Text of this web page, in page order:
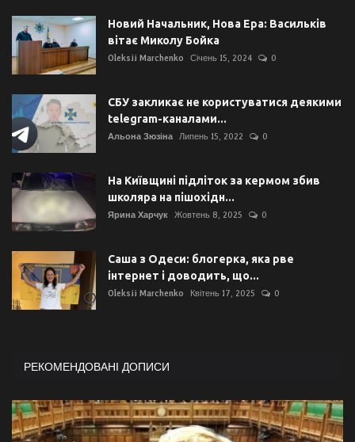
Новий Начальник, Нова Ера: Васильків
вітає Миколу Бойка
Oleksii Marchenko Січень 15, 2024 0
СБУ закликає не користуватися деякими
telegram-каналами...
Альона Зюзіна Липень 15, 2022 0
На Київщині підліток за кермом збив
школяра на пішохідн...
Ярина Харчук Жовтень 8, 2025 0
Саша з Одеси: блогерка, яка рве
інтернет і доводить, що...
Oleksii Marchenko Квітень 17, 2025 0
РЕКОМЕНДОВАНІ ДОПИСИ